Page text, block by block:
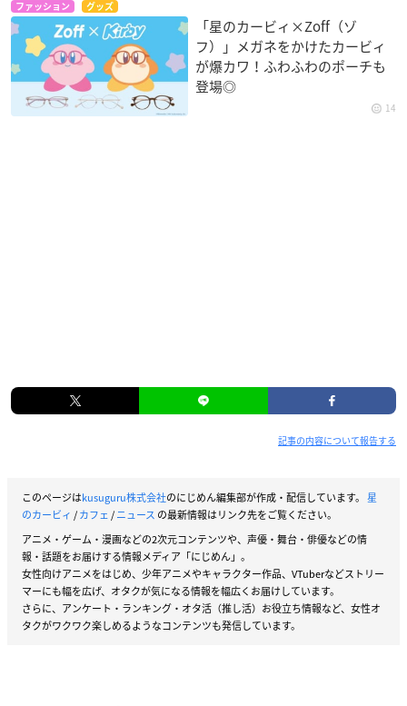
ファッション グッズ
「星のカービィ×Zoff（ゾ
フ）」メガネをかけたカービィ
が爆カワ！ふわふわのポーチも
登場◎
14
記事の内容について報告する
このページはkusuguru株式会社のにじめん編集部が作成・配信しています。 星
のカービィ /カフェ/ニュース の最新情報はリンク先をご覧ください。
アニメ・ゲーム・漫画などの2次元コンテンツや、声優・舞台・俳優などの情
報・話題をお届けする情報メディア「にじめん」。
女性向けアニメをはじめ、少年アニメやキャラクター作品、VTuberなどストリー
マーにも幅を広げ、オタクが気になる情報を幅広くお届けしています。
さらに、アンケート・ランキング・オタ活（推し活）お役立ち情報など、女性オ
タクがワクワク楽しめるようなコンテンツも発信しています。